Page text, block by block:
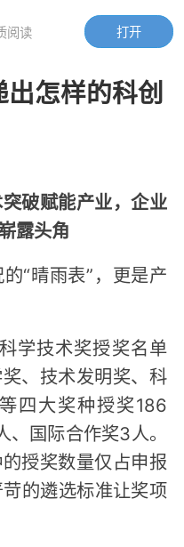
怎样的科创
破赋能产业，企业
露头角
“晴雨表”，更是产
学技术奖授奖名单
、技术发明奖、科
四大奖种授奖186
国际合作奖3人。
授奖数量仅占申报
的遴选标准让奖项
打开
阅读